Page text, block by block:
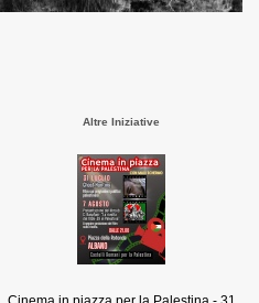
Altre Iniziative